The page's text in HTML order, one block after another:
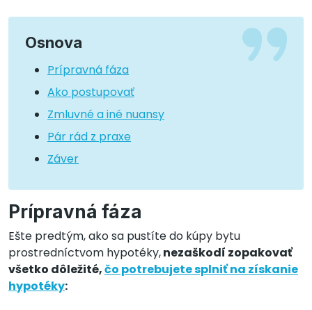
Osnova
Prípravná fáza
Ako postupovať
Zmluvné a iné nuansy
Pár rád z praxe
Záver
Prípravná fáza
Ešte predtým, ako sa pustíte do kúpy bytu
prostredníctvom hypotéky,nezaškodí zopakovať
všetko dôležité,čo potrebujete splniť na získanie
hypotéky: